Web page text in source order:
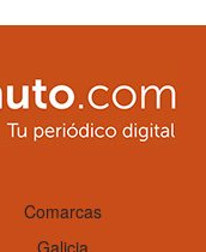
Comarcas